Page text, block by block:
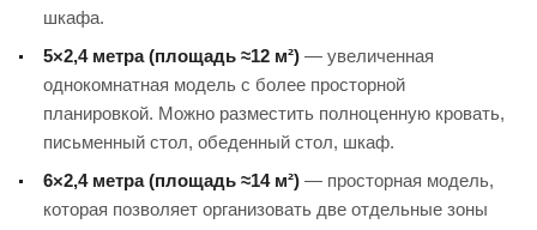
шкафа.
5×2,4 метра (площадь ≈12 м²) — увеличенная
однокомнатная модель с более просторной
планировкой. Можно разместить полноценную кровать,
письменный стол, обеденный стол, шкаф.
6×2,4 метра (площадь ≈14 м²) — просторная модель,
которая позволяет организовать две отдельные зоны